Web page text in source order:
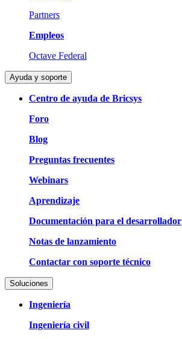
Partners
Empleos
Octave Federal
Ayuda y soporte
Centro de ayuda de Bricsys
Foro
Blog
Preguntas frecuentes
Webinars
Aprendizaje
Documentación para el desarrollador
Notas de lanzamiento
Contactar con soporte técnico
Soluciones
Ingeniería
Ingeniería civil